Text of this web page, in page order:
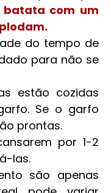
com um
do tempo de
para não se
estão cozidas
Se o garfo
prontas.
por 1-2
las.
são apenas